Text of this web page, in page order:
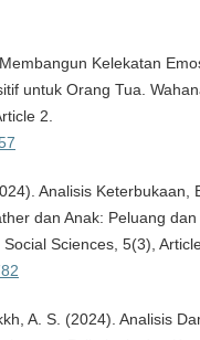
Kelekatan
untuk Orang Tua.
2.
Analisis Keterbukaan,
dan Anak: Peluang dan
Sciences, 5(3),
A. S. (2024). Analisis